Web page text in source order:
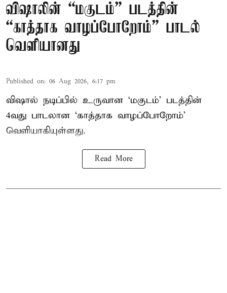
விஷாலின் “மகுடம்” படத்தின்
“காத்தாக வாழப்போறோம்” பாடல்
வெளியானது
Published on: 06 Aug 2026, 6:17 pm
விஷால் நடிப்பில் உருவான ‘மகுடம்’ படத்தின்
4வது பாடலான ‘காத்தாக வாழப்போறோம்’
வெளியாகியுள்ளது.
Read More